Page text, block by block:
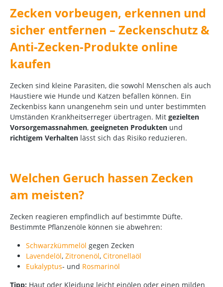
Zecken vorbeugen, erkennen und
sicher entfernen – Zeckenschutz &
Anti-Zecken-Produkte online
kaufen
Zecken sind kleine Parasiten, die sowohl Menschen als auch
Haustiere wie Hunde und Katzen befallen können. Ein
Zeckenbiss kann unangenehm sein und unter bestimmten
Umständen Krankheitserreger übertragen. Mit gezielten
Vorsorgemassnahmen, geeigneten Produkten und
richtigem Verhalten lässt sich das Risiko reduzieren.
Welchen Geruch hassen Zecken
am meisten?
Zecken reagieren empfindlich auf bestimmte Düfte.
Bestimmte Pflanzenöle können sie abwehren:
Schwarzkümmelöl gegen Zecken
Lavendelöl, Zitronenöl, Citronellaöl
Eukalyptus- und Rosmarinöl
Tipp: Haut oder Kleidung leicht einölen oder einen milden